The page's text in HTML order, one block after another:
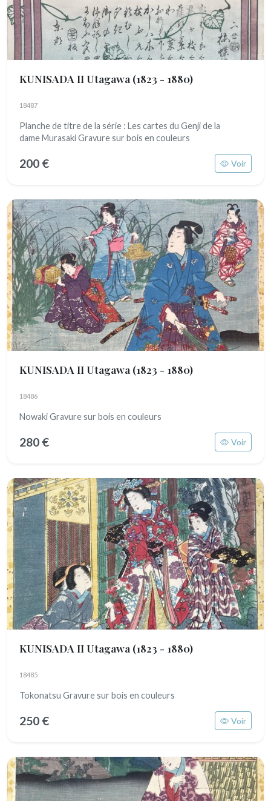
KUNISADA II Utagawa (1823 - 1880)
18487
Planche de titre de la série : Les cartes du Genji de la
dame Murasaki Gravure sur bois en couleurs
200 € Voir
KUNISADA II Utagawa (1823 - 1880)
18486
Nowaki Gravure sur bois en couleurs
280 € Voir
KUNISADA II Utagawa (1823 - 1880)
18485
Tokonatsu Gravure sur bois en couleurs
250 € Voir